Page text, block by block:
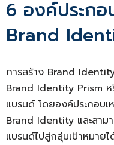
6 องค์ประกอ
Brand
การสร้าง Brand
Brand Identity Prism
แบรนด์ โดยองค์ประกอบเ
Brand Identity และสาม
แบรนด์ไปสู่กลุ่มเป้าหมาย